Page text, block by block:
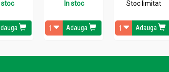
stoc In stoc
Adauga
Stoc limitat
Adauga